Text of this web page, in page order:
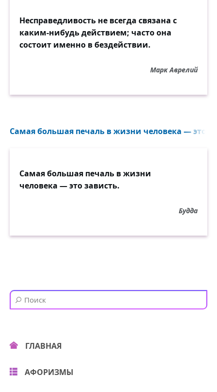
Несправедливость не всегда связана с
каким-нибудь действием; часто она
состоит именно в бездействии.
Марк Аврелий
Самая большая печаль в жизни человека — это
Самая большая печаль в жизни
человека — это зависть.
Будда
ГЛАВНАЯ
АФОРИЗМЫ